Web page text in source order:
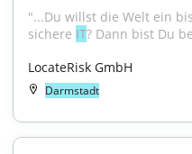
"...Du willst die Welt ein
sichere IT? Dann bist Du
LocateRisk GmbH
Darmstadt